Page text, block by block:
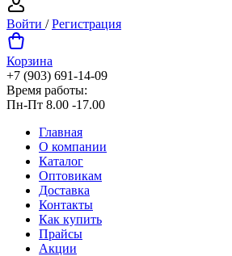
Войти /Регистрация
Корзина
+7 (903) 691-14-09
Время работы:
Пн-Пт 8.00 -17.00
Главная
О компании
Каталог
Оптовикам
Доставка
Контакты
Как купить
Прайсы
Акции